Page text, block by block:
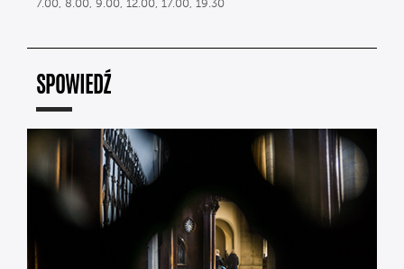
7.00, 8.00, 9.00, 12.00, 17.00, 19.30
SPOWIEDŹ